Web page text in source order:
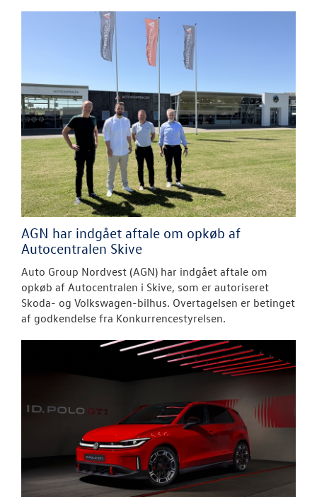
AGN har indgået aftale om opkøb af
Autocentralen Skive
Auto Group Nordvest (AGN) har indgået aftale om
opkøb af Autocentralen i Skive, som er autoriseret
Skoda- og Volkswagen-bilhus. Overtagelsen er betinget
af godkendelse fra Konkurrencestyrelsen.